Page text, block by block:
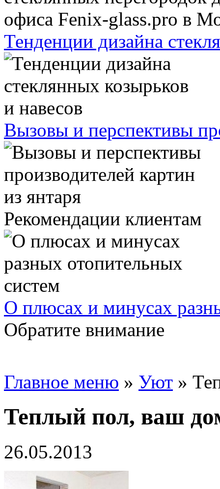
Тенденции дизайна
Вызовы и перспективы
Рекомендации клиентам
О плюсах и минусах
Обратите внимание
Главное меню » Уют »
Теплый пол, ваш
26.05.2013